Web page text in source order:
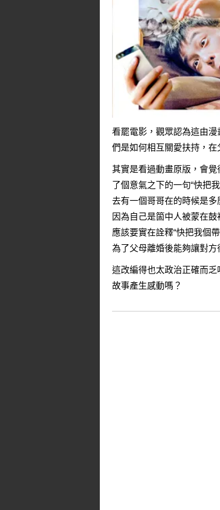
看罷電影，觀眾認為這由
們是如何相互關愛扶持，
其實是看過動畫原版，會
了個意氣之下的一句“快把
去有一個哥哥在的時候是
因為自己是箇中人被蒙在
應該要實在詮釋“快把我個
為了父母離婚後能夠讓對
這改編得也太政治正確而
故事產生感動嗎？